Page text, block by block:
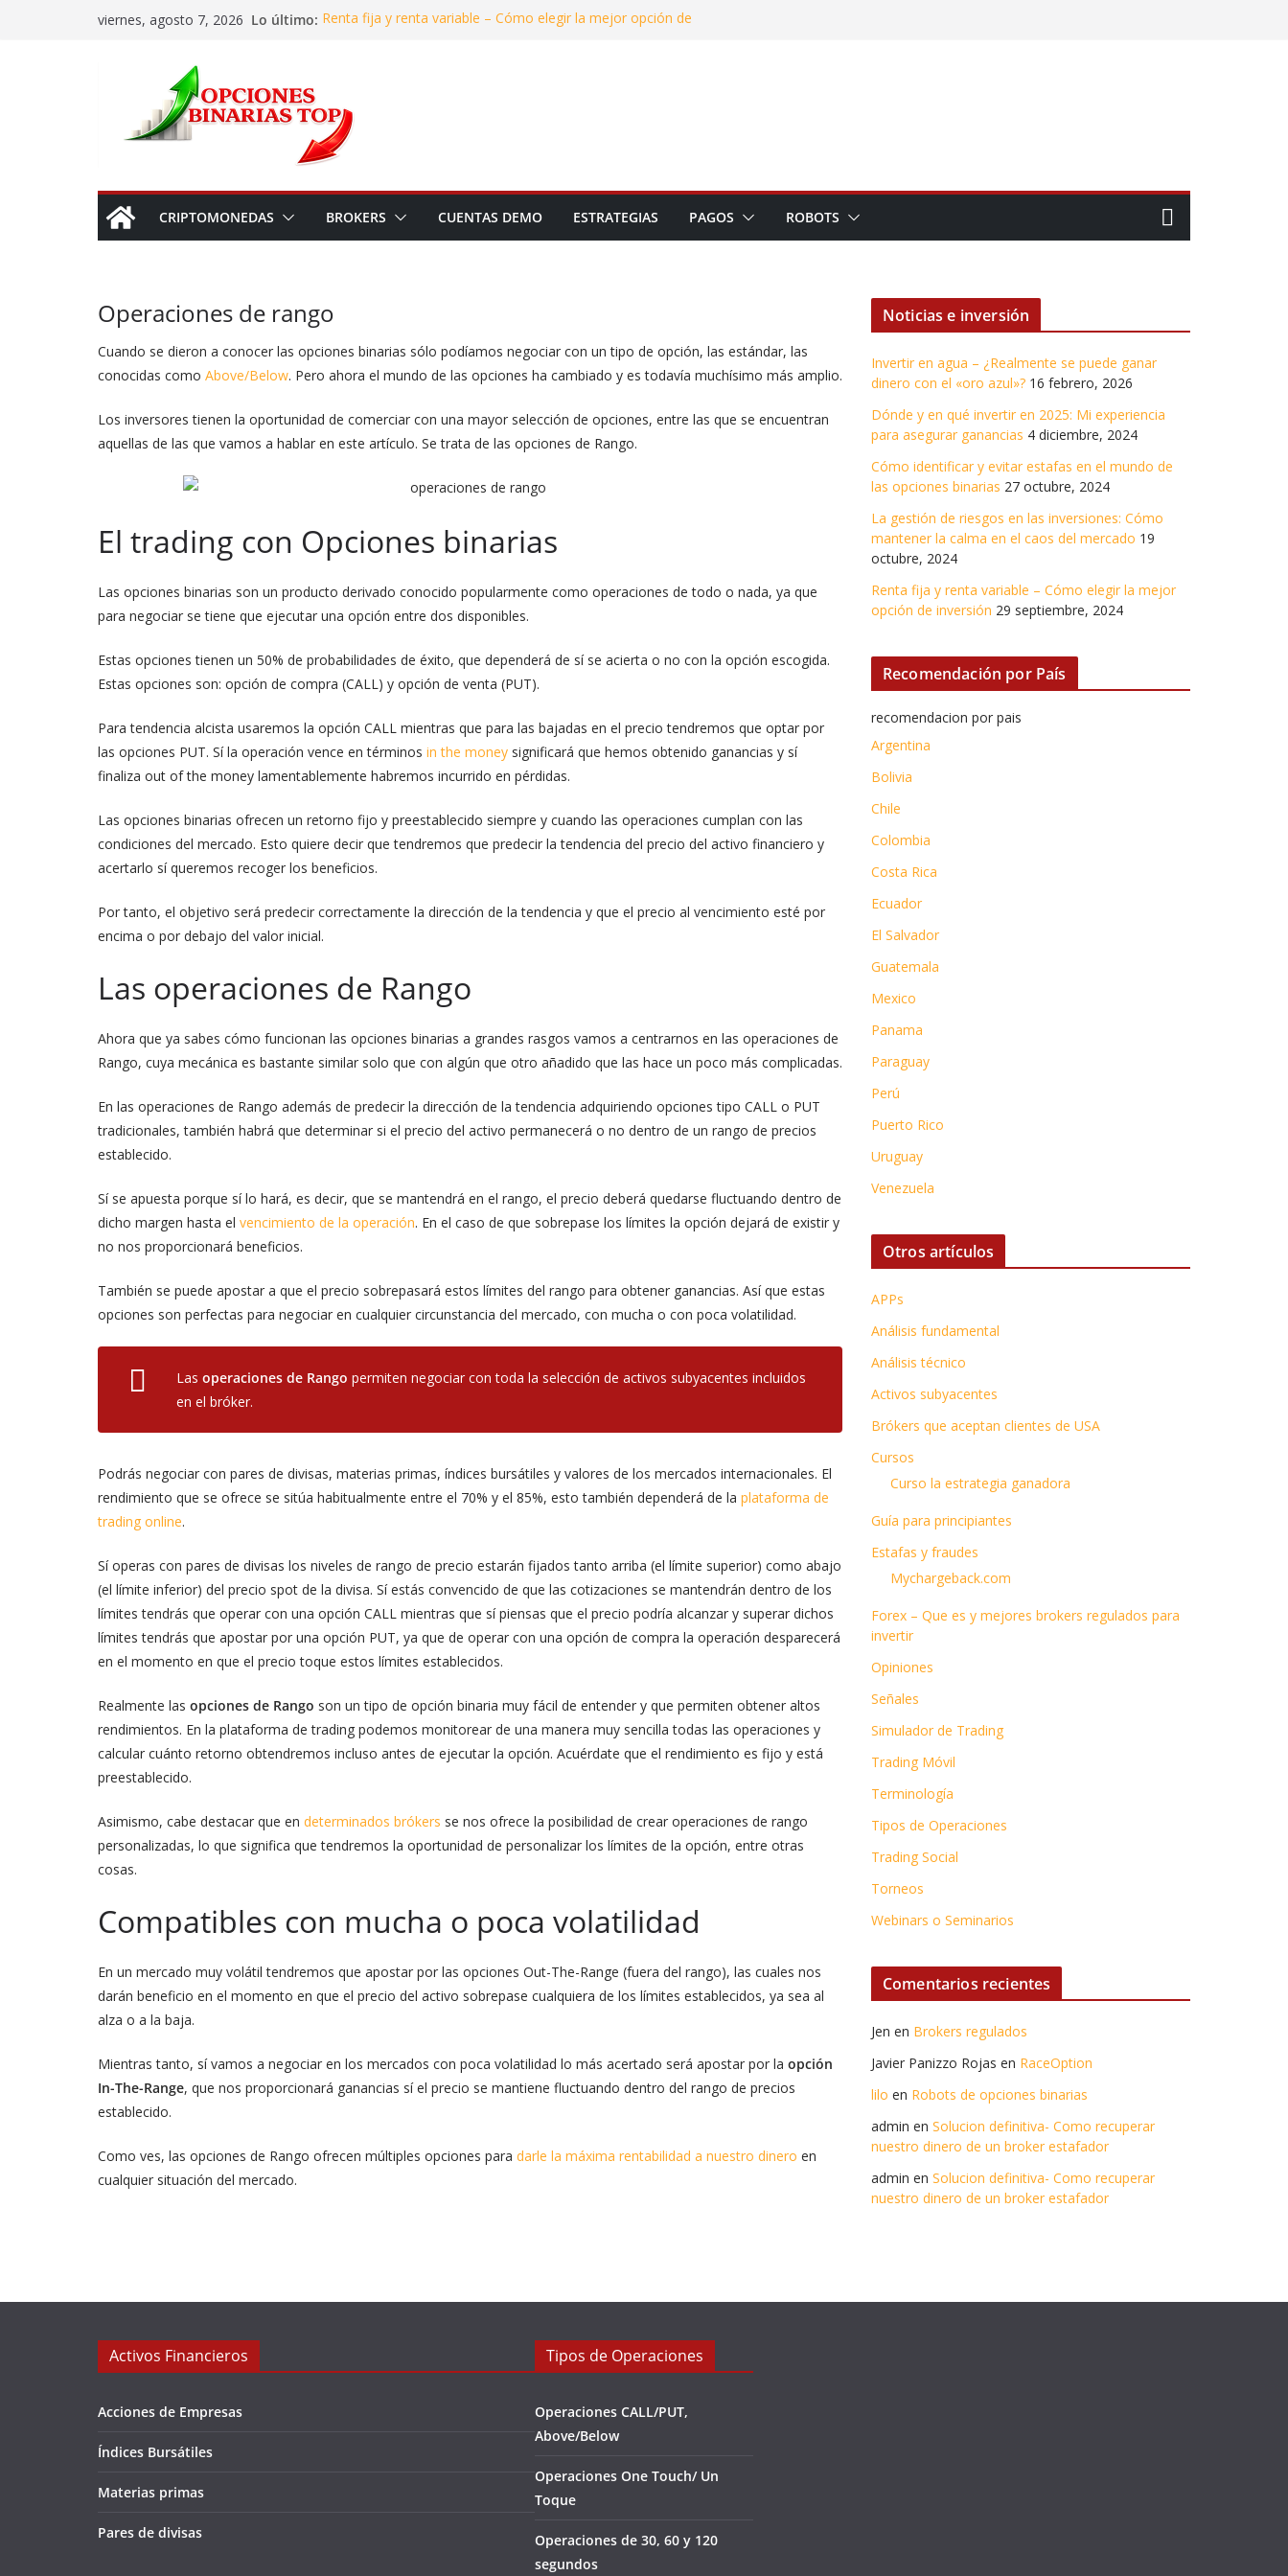
viernes, agosto 7, 2026 Lo último: Renta fija y renta variable – Cómo elegir la mejor opción de
asegurar ganancias
Cómo identificar y evitar estafas en el mundo de las opciones
binarias
calma en el caos del mercado
CRIPTOMONEDAS
BROKERS CUENTAS DEMO ESTRATEGIAS PAGOS ROBOTS
Operaciones de rango
Cuando se dieron a conocer las opciones binarias sólo podíamos negociar con un tipo de opción, las estándar, las
conocidas como Above/Below. Pero ahora el mundo de las opciones ha cambiado y es todavía muchísimo más amplio.
Los inversores tienen la oportunidad de comerciar con una mayor selección de opciones, entre las que se encuentran
aquellas de las que vamos a hablar en este artículo. Se trata de las opciones de Rango.
El trading con Opciones binarias
Las opciones binarias son un producto derivado conocido popularmente como operaciones de todo o nada, ya que
para negociar se tiene que ejecutar una opción entre dos disponibles.
Estas opciones tienen un 50% de probabilidades de éxito, que dependerá de sí se acierta o no con la opción escogida.
Estas opciones son: opción de compra (CALL) y opción de venta (PUT).
Para tendencia alcista usaremos la opción CALL mientras que para las bajadas en el precio tendremos que optar por
las opciones PUT. Sí la operación vence en términos in the money significará que hemos obtenido ganancias y sí
finaliza out of the money lamentablemente habremos incurrido en pérdidas.
Las opciones binarias ofrecen un retorno fijo y preestablecido siempre y cuando las operaciones cumplan con las
condiciones del mercado. Esto quiere decir que tendremos que predecir la tendencia del precio del activo financiero y
acertarlo sí queremos recoger los beneficios.
Por tanto, el objetivo será predecir correctamente la dirección de la tendencia y que el precio al vencimiento esté por
encima o por debajo del valor inicial.
Las operaciones de Rango
Ahora que ya sabes cómo funcionan las opciones binarias a grandes rasgos vamos a centrarnos en las operaciones de
Rango, cuya mecánica es bastante similar solo que con algún que otro añadido que las hace un poco más complicadas.
En las operaciones de Rango además de predecir la dirección de la tendencia adquiriendo opciones tipo CALL o PUT
tradicionales, también habrá que determinar si el precio del activo permanecerá o no dentro de un rango de precios
establecido.
Sí se apuesta porque sí lo hará, es decir, que se mantendrá en el rango, el precio deberá quedarse fluctuando dentro de
dicho margen hasta el vencimiento de la operación. En el caso de que sobrepase los límites la opción dejará de existir y
no nos proporcionará beneficios.
También se puede apostar a que el precio sobrepasará estos límites del rango para obtener ganancias. Así que estas
opciones son perfectas para negociar en cualquier circunstancia del mercado, con mucha o con poca volatilidad.
Las operaciones de Rango permiten negociar con toda la selección de activos subyacentes incluidos
en el bróker.
Podrás negociar con pares de divisas, materias primas, índices bursátiles y valores de los mercados internacionales. El
rendimiento que se ofrece se sitúa habitualmente entre el 70% y el 85%, esto también dependerá de la plataforma de
trading online.
Sí operas con pares de divisas los niveles de rango de precio estarán fijados tanto arriba (el límite superior) como abajo
(el límite inferior) del precio spot de la divisa. Sí estás convencido de que las cotizaciones se mantendrán dentro de los
límites tendrás que operar con una opción CALL mientras que sí piensas que el precio podría alcanzar y superar dichos
límites tendrás que apostar por una opción PUT, ya que de operar con una opción de compra la operación desparecerá
en el momento en que el precio toque estos límites establecidos.
Realmente las opciones de Rango son un tipo de opción binaria muy fácil de entender y que permiten obtener altos
rendimientos. En la plataforma de trading podemos monitorear de una manera muy sencilla todas las operaciones y
calcular cuánto retorno obtendremos incluso antes de ejecutar la opción. Acuérdate que el rendimiento es fijo y está
preestablecido.
Asimismo, cabe destacar que en determinados brókers se nos ofrece la posibilidad de crear operaciones de rango
personalizadas, lo que significa que tendremos la oportunidad de personalizar los límites de la opción, entre otras
cosas.
Compatibles con mucha o poca volatilidad
En un mercado muy volátil tendremos que apostar por las opciones Out-The-Range (fuera del rango), las cuales nos
darán beneficio en el momento en que el precio del activo sobrepase cualquiera de los límites establecidos, ya sea al
alza o a la baja.
Mientras tanto, sí vamos a negociar en los mercados con poca volatilidad lo más acertado será apostar por la opción
In-The-Range, que nos proporcionará ganancias sí el precio se mantiene fluctuando dentro del rango de precios
establecido.
Como ves, las opciones de Rango ofrecen múltiples opciones para darle la máxima rentabilidad a nuestro dinero en
cualquier situación del mercado.
Noticias e inversión
Invertir en agua – ¿Realmente se puede ganar
dinero con el «oro azul»? 16 febrero, 2026
Dónde y en qué invertir en 2025: Mi experiencia
para asegurar ganancias 4 diciembre, 2024
Cómo identificar y evitar estafas en el mundo de
las opciones binarias 27 octubre, 2024
La gestión de riesgos en las inversiones: Cómo
mantener la calma en el caos del mercado 19
octubre, 2024
Renta fija y renta variable – Cómo elegir la mejor
opción de inversión 29 septiembre, 2024
Recomendación por País
recomendacion por pais
Argentina
Bolivia
Chile
Colombia
Costa Rica
Ecuador
El Salvador
Guatemala
Mexico
Panama
Paraguay
Perú
Puerto Rico
Uruguay
Venezuela
Otros artículos
APPs
Análisis fundamental
Análisis técnico
Activos subyacentes
Brókers que aceptan clientes de USA
Cursos
Curso la estrategia ganadora
Guía para principiantes
Estafas y fraudes
Mychargeback.com
Forex – Que es y mejores brokers regulados para
invertir
Opiniones
Señales
Simulador de Trading
Trading Móvil
Terminología
Tipos de Operaciones
Trading Social
Torneos
Webinars o Seminarios
Comentarios recientes
Jen en Brokers regulados
Javier Panizzo Rojas en RaceOption
lilo en Robots de opciones binarias
admin en Solucion definitiva- Como recuperar
nuestro dinero de un broker estafador
admin en Solucion definitiva- Como recuperar
nuestro dinero de un broker estafador
Activos Financieros
Acciones de Empresas
Índices Bursátiles
Materias primas
Pares de divisas
Tipos de Operaciones
Operaciones CALL/PUT,
Above/Below
Operaciones One Touch/ Un
Toque
Operaciones de 30, 60 y 120
segundos